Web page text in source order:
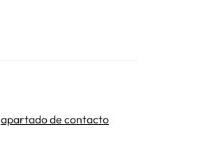
apartado de contacto